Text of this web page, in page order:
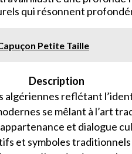
qui résonnent
Petite Taille
Description
algériennes reflétant
se mêlant à l’art
et dialogue
et symboles traditionnels